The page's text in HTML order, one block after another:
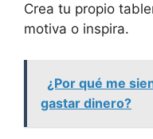
Crea tu propio
motiva o inspira.
¿Por qué me
gastar dinero?